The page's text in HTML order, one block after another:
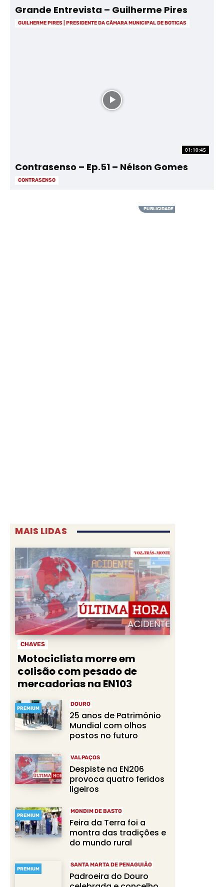
Grande Entrevista – Guilherme Pires
GUILHERME PIRES | PRESIDENTE DA CÂMARA MUNICIPAL DE BOTICAS
01:10:45
Contrasenso – Ep.51 – Nélson Gomes
CONTRASENSO
MAIS LIDAS
CHAVES
Motociclista morre em
colisão com pesado de
mercadorias na EN103
PREMIUM
DOURO
25 anos de Património
Mundial com olhos
postos no futuro
VALPAÇOS
Despiste na EN206
provoca quatro feridos
ligeiros
PREMIUM
MONDIM DE BASTO
Feira da Terra foi a
montra das tradições e
do mundo rural
PREMIUM
SANTA MARTA DE PENAGUIÃO
Padroeira do Douro